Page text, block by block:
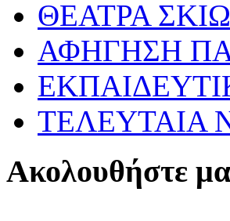
ΘΕΑΤΡΑ
ΑΦΗΓΗΣΗ
ΤΕΛΕΥΤΑΙΑ
Ακολουθήστε